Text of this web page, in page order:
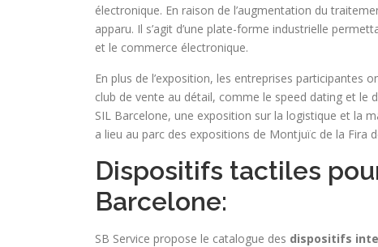
électronique. En raison de l’augmentation du
apparu. Il s’agit d’une plate-forme industrielle
et le commerce électronique.
En plus de l’exposition, les entreprises participantes
club de vente au détail, comme le speed dating et le
SIL Barcelone, une exposition sur la logistique et la
a lieu au parc des expositions de Montjuïc de la Fira
Dispositifs tactiles
Barcelone:
SB Service propose le catalogue des dispositifs